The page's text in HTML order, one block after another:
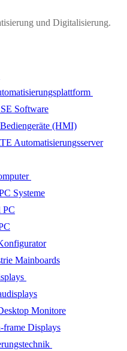
und Digitalisierung.
Software
(HMI)
Automatisierungsserver
Systeme
PC
Mainboards
Monitore
frame Displays